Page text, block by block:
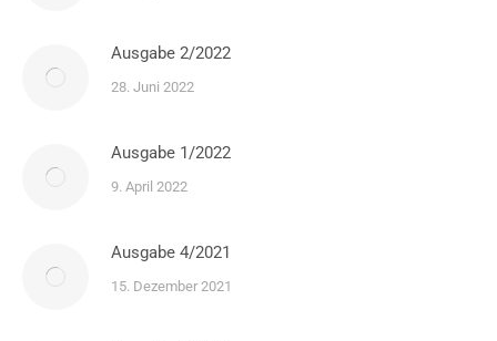
Ausgabe 2/2022
28. Juni 2022
Ausgabe 1/2022
9. April 2022
Ausgabe 4/2021
15. Dezember 2021